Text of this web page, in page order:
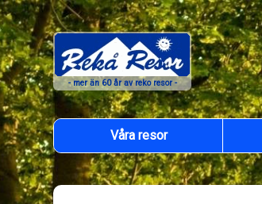
Välkommen
till
Rekå
Resor
- mer än 60 år av reko resor -
Våra resor